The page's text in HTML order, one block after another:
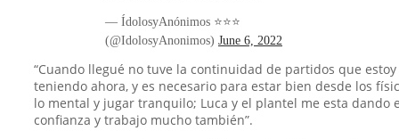
— ÍdolosyAnónimos ⭐⭐⭐
(@IdolosyAnonimos) June 6, 2022
“Cuando llegué no tuve la continuidad de partidos que estoy
teniendo ahora, y es necesario para estar bien desde los
lo mental y jugar tranquilo; Luca y el plantel me esta dando
confianza y trabajo mucho también”.